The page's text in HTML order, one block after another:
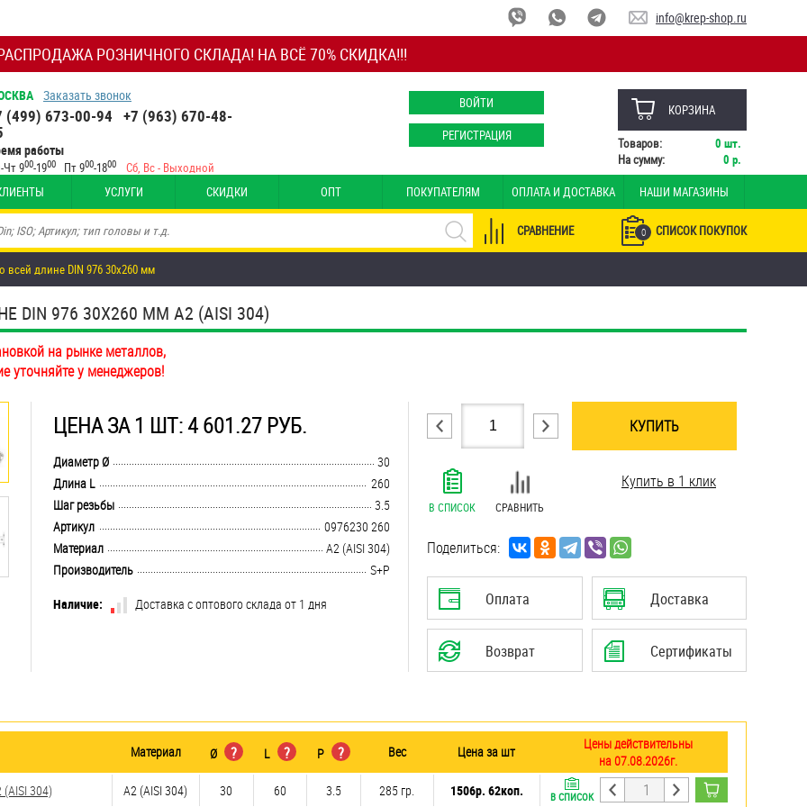
РОЗНИЧНОГО СКЛАДА! НА ВСЁ 70% СКИДКА!!!
info@krep-shop.ru
Заказать звонок
(499) 673-00-94 +7 (963) 670-48-
работы
Чт 900-1900 Пт 900-1800 Сб, Вс - Выходной
ВОЙТИ
РЕГИСТРАЦИЯ
КОРЗИНА
Товаров: 0 шт.
На сумму:
0 р.
УСЛУГИ СКИДКИ ОПТ ПОКУПАТЕЛЯМ ОПЛАТА И ДОСТАВКА НАШИ МАГАЗИНЫ
0 СПИСОК ПОКУПОК
СРАВНЕНИЕ
длине DIN 976 30х260 мм
976 30Х260 ММ А2 (AISI 304)
на рынке металлов,
уточняйте у менеджеров!
ЦЕНА ЗА 1 ШТ: 4 601.27 РУБ.
........................................................................................................................................................................................................
Диаметр Ø
30
........................................................................................................................................................................................................
Длина L
260
........................................................................................................................................................................................................
Шаг резьбы
3.5
........................................................................................................................................................................................................
Артикул
0976230 260
........................................................................................................................................................................................................
Материал
А2 (AISI 304)
........................................................................................................................................................................................................
Производитель
S+P
Наличие:
Доставка с оптового склада от 1 дня
КУПИТЬ
В СПИСОК СРАВНИТЬ
Купить в 1 клик
Поделиться:
Оплата Доставка
Возврат Сертификаты
Материал Ø ? L ? P ? Вес Цена за шт
Цены действительны
на 07.08.2026г.
304)
А2 (AISI 304) 30 60 3.5 285 гр. 1506р. 62коп. В СПИСОК